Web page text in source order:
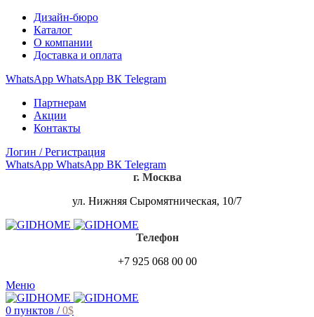
Дизайн-бюро
Каталог
О компании
Доставка и оплата
WhatsApp WhatsApp ВК Telegram
Партнерам
Акции
Контакты
Логин / Регистрация
WhatsApp WhatsApp ВК Telegram
г. Москва
ул. Нижняя Сыромятническая, 10/7
Телефон
+7 925 068 00 00
Меню
0 пунктов / 0$